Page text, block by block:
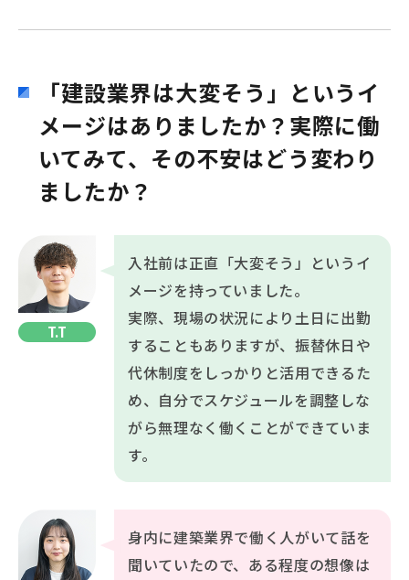
「建設業界は大変そう」というイ
メージはありましたか？実際に働
いてみて、その不安はどう変わり
ましたか？
T.T
入社前は正直「大変そう」というイ
メージを持っていました。
実際、現場の状況により土日に出勤
することもありますが、振替休日や
代休制度をしっかりと活用できるた
め、自分でスケジュールを調整しな
がら無理なく働くことができていま
す。
身内に建築業界で働く人がいて話を
聞いていたので、ある程度の想像は